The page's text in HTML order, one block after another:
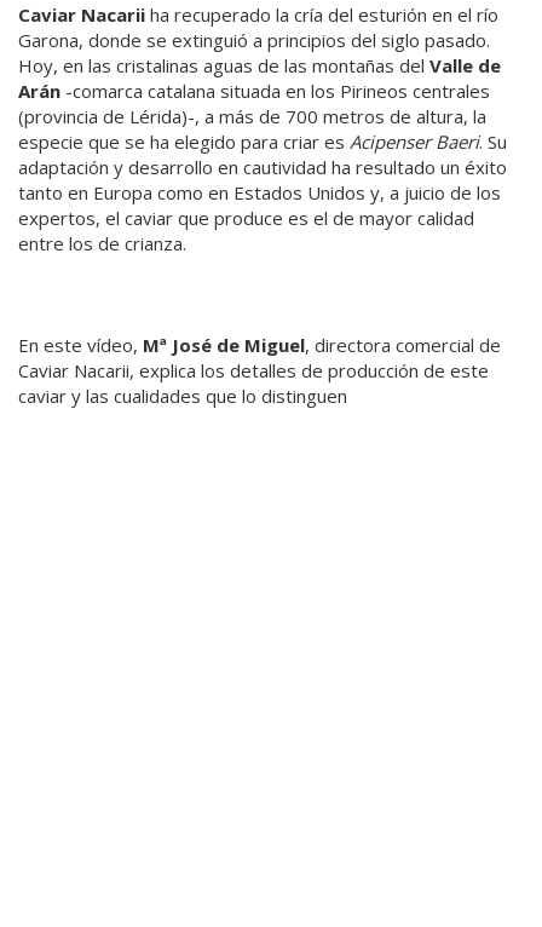
Caviar Nacarii ha recuperado la cría del esturión en el río
Garona, donde se extinguió a principios del siglo pasado.
Hoy, en las cristalinas aguas de las montañas del Valle de
Arán -comarca catalana situada en los Pirineos centrales
(provincia de Lérida)-, a más de 700 metros de altura, la
especie que se ha elegido para criar es Acipenser Baeri. Su
adaptación y desarrollo en cautividad ha resultado un éxito
tanto en Europa como en Estados Unidos y, a juicio de los
expertos, el caviar que produce es el de mayor calidad
entre los de crianza.
En este vídeo, Mª José de Miguel, directora comercial de
Caviar Nacarii, explica los detalles de producción de este
caviar y las cualidades que lo distinguen